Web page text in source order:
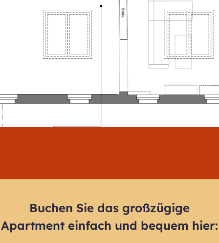
Buchen Sie das großzügige
Apartment einfach und bequem hier: